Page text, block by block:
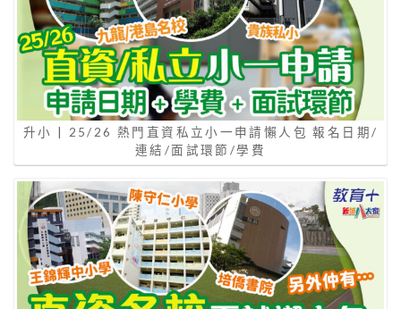
升小 | 25/26 熱門直資私立小一申請懶人包 報名日期/
連結/面試環節/學費